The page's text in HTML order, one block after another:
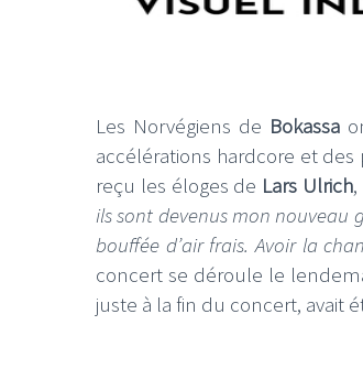
Les Norvégiens de Bokassa
accélérations hardcore et
reçu les éloges de Lars Ulrich
ils sont devenus mon nouveau
bouffée d’air frais. Avoir la
concert se déroule le
juste à la fin du concert, avait